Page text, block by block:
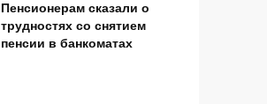
Пенсионерам сказали о
трудностях со снятием
пенсии в банкоматах